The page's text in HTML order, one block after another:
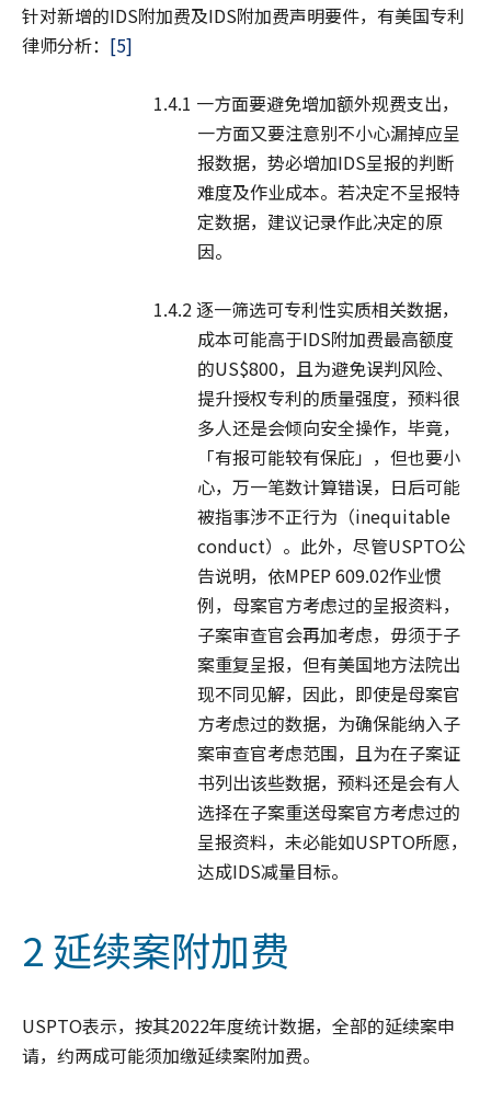
针对新增的IDS附加费及IDS附加费声明要件，有美国专利
律师分析： [5]
1.4.1 一方面要避免增加额外规费支出，
一方面又要注意别不小心漏掉应呈
报数据，势必增加IDS呈报的判断
难度及作业成本。若决定不呈报特
定数据，建议记录作此决定的原
因。
1.4.2 逐一筛选可专利性实质相关数据，
成本可能高于IDS附加费最高额度
的US$800，且为避免误判风险、
提升授权专利的质量强度，预料很
多人还是会倾向安全操作，毕竟，
「有报可能较有保庇」，但也要小
心，万一笔数计算错误，日后可能
被指事涉不正行为（inequitable
conduct）。此外，尽管USPTO公
告说明，依MPEP 609.02作业惯
例，母案官方考虑过的呈报资料，
子案审查官会再加考虑，毋须于子
案重复呈报，但有美国地方法院出
现不同见解，因此，即使是母案官
方考虑过的数据，为确保能纳入子
案审查官考虑范围，且为在子案证
书列出该些数据，预料还是会有人
选择在子案重送母案官方考虑过的
呈报资料，未必能如USPTO所愿，
达成IDS减量目标。
2 延续案附加费
USPTO表示，按其2022年度统计数据，全部的延续案申
请，约两成可能须加缴延续案附加费。